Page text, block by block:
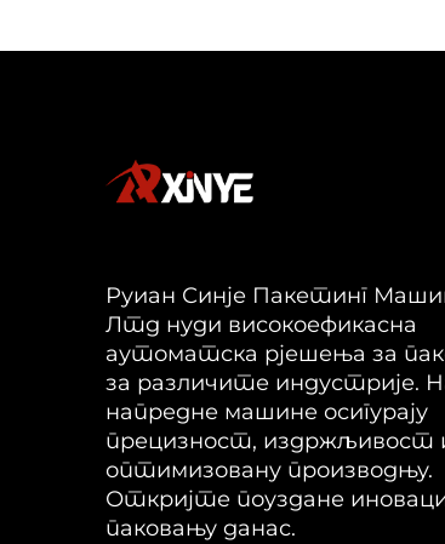
Руиан Синје Пакетинг
Лтд нуди високоефикасна
аутоматска рјешења за
за различите индустрије.
напредне машине осигурају
прецизност, издржљивост
оптимизовану производњу.
Откријте поуздане
паковању данас.